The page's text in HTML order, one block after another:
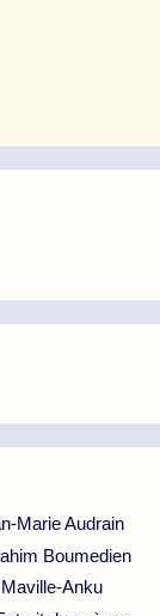
Marie Audrain
Boumedien
Anku